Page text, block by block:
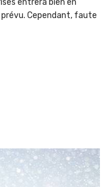
Cependant, faute